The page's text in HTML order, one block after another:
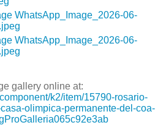
gallery online at:
k2/item/15790-rosario-
olimpica-permanente-del-coa-